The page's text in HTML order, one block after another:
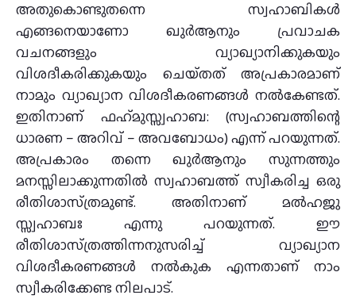
അതുകൊണ്ടുതന്നെ സ്വഹാബികള്‍
എങ്ങനെയാണോ ഖുര്‍ആനും പ്രവാചക
വചനങ്ങളും വ്യാഖ്യാനിക്കുകയും
വിശദീകരിക്കുകയും ചെയ്‌തത്‌ അപ്രകാരമാണ്‌
നാമും വ്യാഖ്യാന വിശദീകരണങ്ങള്‍ നല്‍കേണ്ടത്‌.
ഇതിനാണ്‌ ഫഹ്‌മുസ്സ്വഹാബ: (സ്വഹാബത്തിന്റെ
ധാരണ – അറിവ്‌ – അവബോധം) എന്ന്‌ പറയുന്നത്‌.
അപ്രകാരം തന്നെ ഖുര്‍ആനും സുന്നത്തും
മനസ്സിലാക്കുന്നതില്‍ സ്വഹാബത്ത്‌ സ്വീകരിച്ച ഒരു
രീതിശാസ്‌ത്രമുണ്ട്‌. അതിനാണ്‌ മല്‍ഹജു
സ്സ്വഹാബഃ എന്നു പറയുന്നത്‌. ഈ
രീതിശാസ്‌ത്രത്തിന്നനുസരിച്ച്‌ വ്യാഖ്യാന
വിശദീകരണങ്ങള്‍ നല്‍കുക എന്നതാണ്‌ നാം
സ്വീകരിക്കേണ്ട നിലപാട്‌.